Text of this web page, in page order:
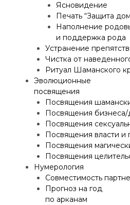
Ясновидение
Печать “Защита
Наполнение
и поддержка рода
Устранение
Чистка от
Ритуал Шаманского
Эволюционные
посвящения
Посвящения
Посвящения бизнеса/
Посвящения
Посвящения власти и
Посвящения
Посвящения
Нумерология
Совместимость
Прогноз на год
по арканам